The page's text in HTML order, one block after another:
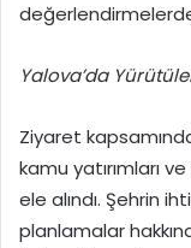
Yalova’da
Ziyaret
kamu yatırımları
ele alındı. Şehrin
planlamalar